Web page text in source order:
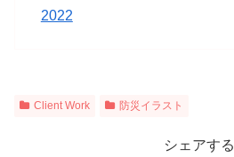
2022
Client Work 防災イラスト
シェアする